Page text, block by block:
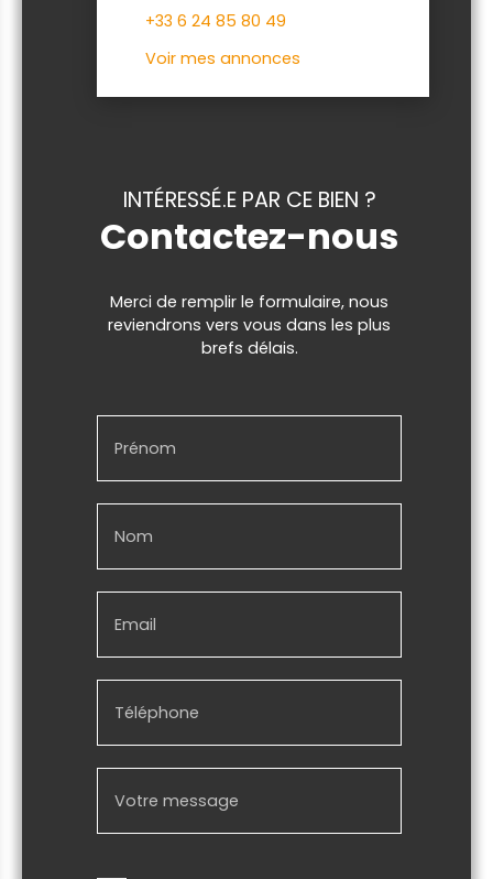
+33 6 24 85 80 49
Voir mes annonces
INTÉRESSÉ.E PAR CE BIEN ?
Contactez-nous
Merci de remplir le formulaire, nous
reviendrons vers vous dans les plus
brefs délais.
Prénom
Nom
Email
Téléphone
Votre message